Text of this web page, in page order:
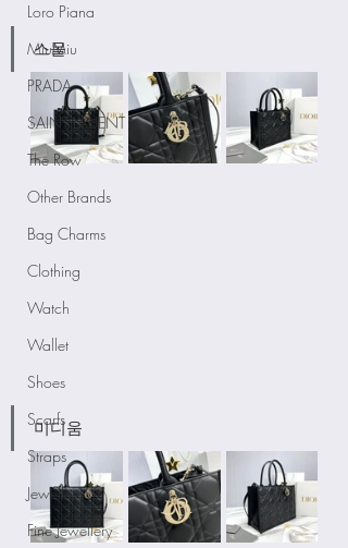
Loro Piana
MiuMiu
PRADA
SAINT LAUENT
The Row
Other Brands
Bag Charms
Clothing
Watch
Wallet
Shoes
Scarfs
Straps
Jewellery
Fine Jewellery
스몰
미디움